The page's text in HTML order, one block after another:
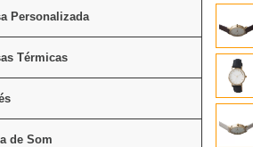
Personalizada
Térmicas
de Som